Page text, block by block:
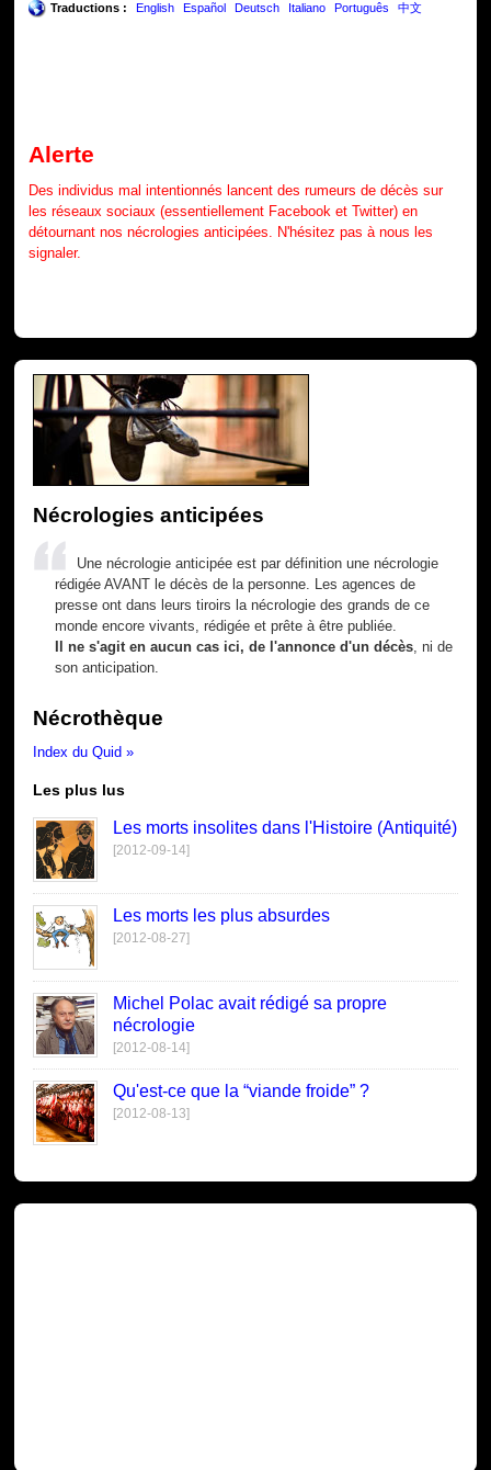
Traductions : English Español Deutsch Italiano Português 中文
Alerte
Des individus mal intentionnés lancent des rumeurs de décès sur
les réseaux sociaux (essentiellement Facebook et Twitter) en
détournant nos nécrologies anticipées. N'hésitez pas à nous les
signaler.
Nécrologies anticipées
Une nécrologie anticipée est par définition une nécrologie
rédigée AVANT le décès de la personne. Les agences de
presse ont dans leurs tiroirs la nécrologie des grands de ce
monde encore vivants, rédigée et prête à être publiée.
Il ne s'agit en aucun cas ici, de l'annonce d'un décès , ni de
son anticipation.
Nécrothèque
Index du Quid »
Les plus lus
Les morts insolites dans l'Histoire (Antiquité)
[2012-09-14]
Les morts les plus absurdes
[2012-08-27]
Michel Polac avait rédigé sa propre
nécrologie
[2012-08-14]
Qu'est-ce que la “viande froide” ?
[2012-08-13]